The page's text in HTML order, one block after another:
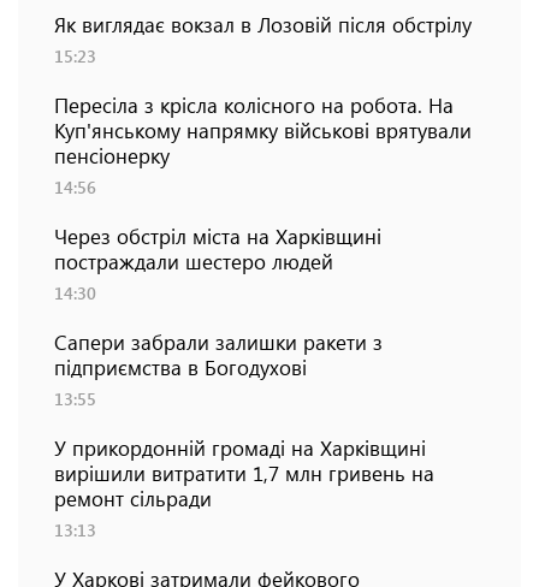
Як виглядає вокзал в Лозовій після обстрілу
15:23
Пересіла з крісла колісного на робота. На
Куп'янському напрямку військові врятували
пенсіонерку
14:56
Через обстріл міста на Харківщині
постраждали шестеро людей
14:30
Сапери забрали залишки ракети з
підприємства в Богодухові
13:55
У прикордонній громаді на Харківщині
вирішили витратити 1,7 млн гривень на
ремонт сільради
13:13
У Харкові затримали фейкового